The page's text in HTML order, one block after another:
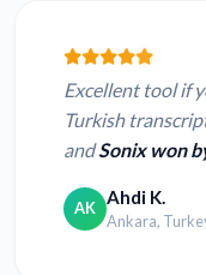
Excellent tool if
Turkish
andSonix won
AK Ahdi K.
Ankara,